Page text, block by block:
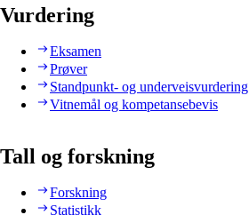
Vurdering
Eksamen
Prøver
Standpunkt- og underveisvurdering
Vitnemål og kompetansebevis
Tall og forskning
Forskning
Statistikk